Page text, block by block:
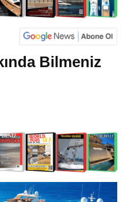
Bilmeniz